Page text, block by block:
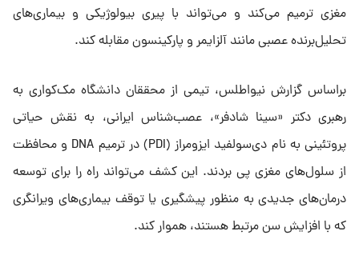
مغزی ترمیم می‌کند و می‌تواند با پیری بیولوژیکی و بیماری‌های
تحلیل‌برنده عصبی مانند آلزایمر و پارکینسون مقابله کند.
براساس گزارش نیواطلس، تیمی از محققان دانشگاه مک‌کواری به
رهبری دکتر «سینا شادفر»، عصب‌شناس ایرانی، به نقش حیاتی
پروتئینی به نام دی‌سولفید ایزومراز (PDI) در ترمیم DNA و محافظت
از سلول‌های مغزی پی بردند. این کشف می‌تواند راه را برای توسعه
درمان‌های جدیدی به منظور پیشگیری یا توقف بیماری‌های ویرانگری
که با افزایش سن مرتبط هستند، هموار کند.